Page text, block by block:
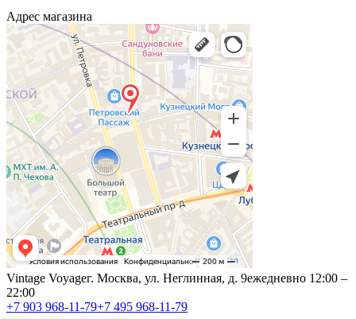
Адрес магазина
Vintage Voyageг. Москва, ул. Неглинная, д. 9ежедневно 12:00 –
22:00
+7 903 968-11-79+7 495 968-11-79